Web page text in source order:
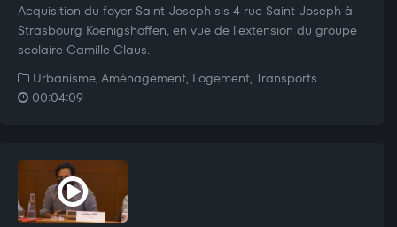
Acquisition du foyer Saint-Joseph sis 4 rue Saint-Joseph à
Strasbourg Koenigshoffen, en vue de l'extension du groupe
scolaire Camille Claus.
Urbanisme, Aménagement, Logement, Transports
00:04:09